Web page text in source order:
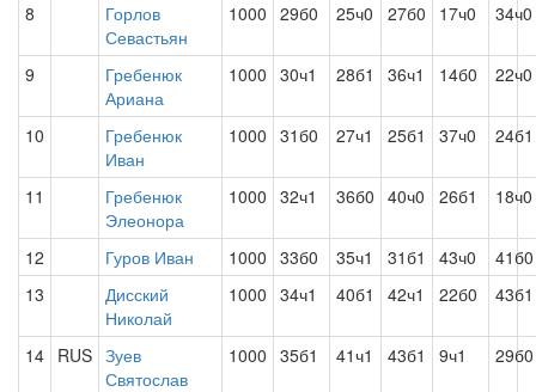
8
Горлов
Севастьян
1000 29б0 25ч0 27б0 17ч0 34ч0
9
Гребенюк
Ариана
1000 30ч1 28б1 36ч1 14б0 22ч0
10
Гребенюк
Иван
1000 31б0 27ч1 25б1 37ч0 24б1
11
Гребенюк
Элеонора
1000 32ч1 36б0 40ч0 26б1 18ч0
12 Гуров Иван 1000 33б0 35ч1 31б1 43ч0
41б0
13
Дисский
Николай
1000 34ч1 40б1 42ч1 22б0 43б1
14 RUS Зуев
Святослав
1000 35б1 41ч1 43б1 9ч1 29б0